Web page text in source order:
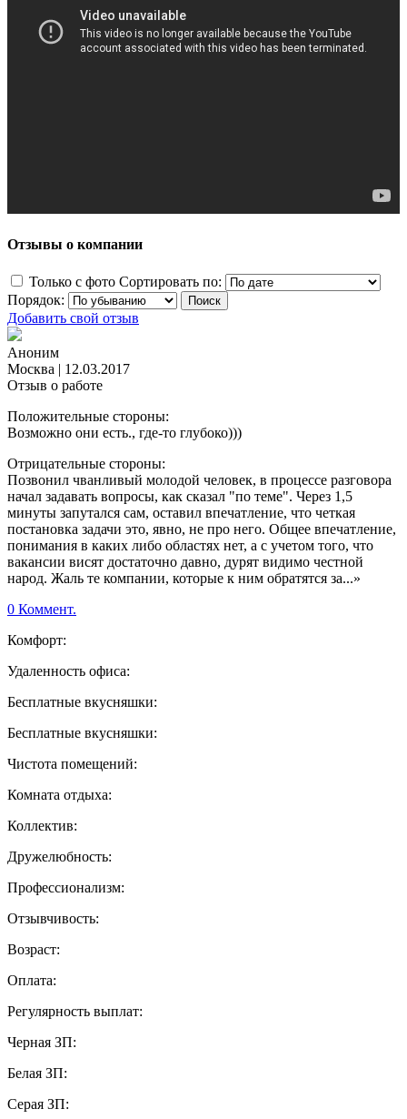
Отзывы о компании
Только с фото Сортировать по:
Порядок:
Добавить свой отзыв
Аноним
Москва | 12.03.2017
Отзыв о работе
Положительные стороны:
Возможно они есть., где-то глубоко)))
Отрицательные стороны:
Позвонил чванливый молодой человек, в процессе разговора
начал задавать вопросы, как сказал "по теме". Через 1,5
минуты запутался сам, оставил впечатление, что четкая
постановка задачи это, явно, не про него. Общее впечатление,
понимания в каких либо областях нет, а с учетом того, что
вакансии висят достаточно давно, дурят видимо честной
народ. Жаль те компании, которые к ним обратятся за...»
0 Коммент.
Комфорт:
Удаленность офиса:
Бесплатные вкусняшки:
Бесплатные вкусняшки:
Чистота помещений:
Комната отдыха:
Коллектив:
Дружелюбность:
Профессионализм:
Отзывчивость:
Возраст:
Оплата:
Регулярность выплат:
Черная ЗП:
Белая ЗП:
Серая ЗП: